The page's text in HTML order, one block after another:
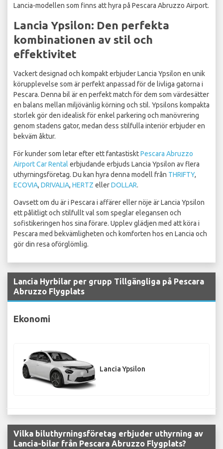
Lancia-modellen som finns att hyra på Pescara Abruzzo Airport.
Lancia Ypsilon: Den perfekta
kombinationen av stil och
effektivitet
Vackert designad och kompakt erbjuder Lancia Ypsilon en unik
körupplevelse som är perfekt anpassad för de livliga gatorna i
Pescara. Denna bil är en perfekt match för dem som värdesätter
en balans mellan miljövänlig körning och stil. Ypsilons kompakta
storlek gör den idealisk för enkel parkering och manövrering
genom stadens gator, medan dess stilfulla interiör erbjuder en
bekväm åktur.
För kunder som letar efter ett fantastisktPescara Abruzzo
Airport Car Rental erbjudande erbjuds Lancia Ypsilon av flera
uthyrningsföretag. Du kan hyra denna modell från THRIFTY,
ECOVIA, DRIVALIA, HERTZ ellerDOLLAR.
Oavsett om du är i Pescara i affärer eller nöje är Lancia Ypsilon
ett pålitligt och stilfullt val som speglar elegansen och
sofistikeringen hos sina förare. Upplev glädjen med att köra i
Pescara med bekvämligheten och komforten hos en Lancia och
gör din resa oförglömlig.
Lancia Hyrbilar per grupp Tillgängliga på Pescara
Abruzzo Flygplats
Ekonomi
Lancia Ypsilon
Vilka biluthyrningsföretag erbjuder uthyrning av
Lancia-bilar från Pescara Abruzzo Flygplats?